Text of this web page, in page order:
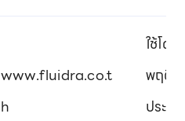
www.fluidra.co.t
h
ใช้โด
พฤติก
ประเ